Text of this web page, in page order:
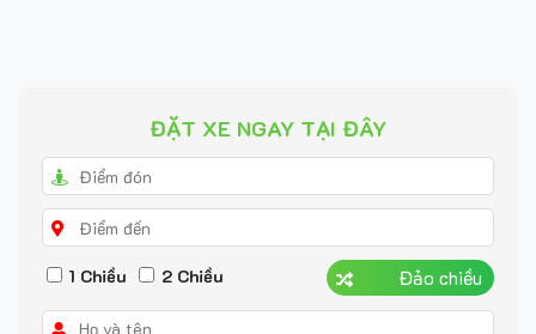
ĐẶT XE NGAY TẠI ĐÂY
1 Chiều 2 Chiều Đảo chiều